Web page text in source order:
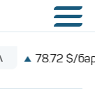
78.72 $/барел